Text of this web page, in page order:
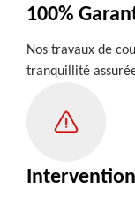
100%
Nos travaux de
tranquillité